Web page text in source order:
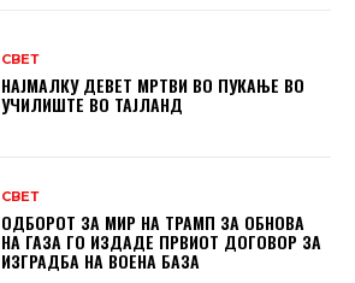
СВЕТ
НАЈМАЛКУ ДЕВЕТ МРТВИ ВО ПУКАЊЕ ВО
УЧИЛИШТЕ ВО ТАЈЛАНД
СВЕТ
ОДБОРОТ ЗА МИР НА ТРАМП ЗА ОБНОВА
НА ГАЗА ГО ИЗДАДЕ ПРВИОТ ДОГОВОР ЗА
ИЗГРАДБА НА ВОЕНА БАЗА